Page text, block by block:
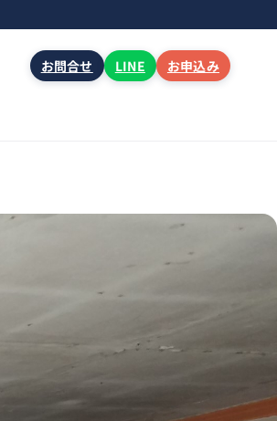
お問合せ LINE お申込み